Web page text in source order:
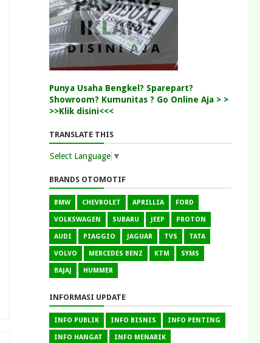
Punya Usaha Bengkel? Sparepart?
Showroom? Kumunitas ? Go Online Aja > >
>>Klik disini<<<
TRANSLATE THIS
Select Language ▼
BRANDS OTOMOTIF
BMW CHEVROLET APRILLIA FORD
VOLKSWAGEN SUBARU JEEP PROTON
AUDI PIAGGIO JAGUAR TVS TATA
VOLVO MERCEDES BENZ KTM SYMS
BAJAJ HUMMER
INFORMASI UPDATE
INFO PUBLIK INFO BISNIS INFO PENTING
INFO HANGAT INFO MENARIK